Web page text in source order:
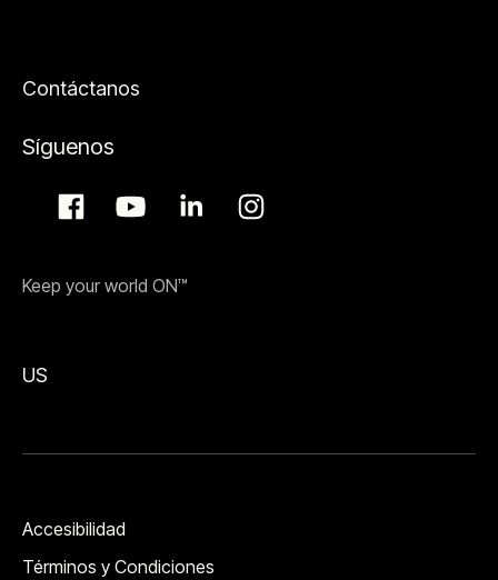
Contáctanos
Síguenos
Keep your world ON™
US
Accesibilidad
Términos y Condiciones